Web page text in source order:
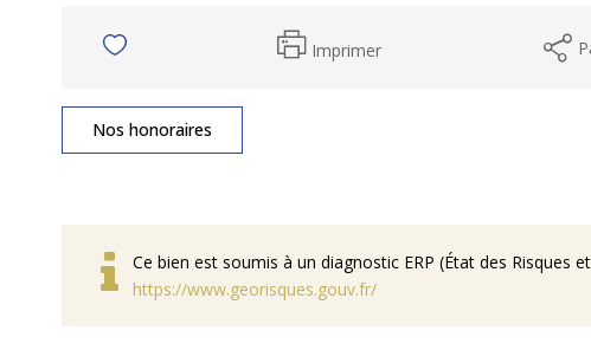
Imprimer
Nos honoraires
Ce bien est soumis à un diagnostic ERP (État des Risques
https://www.georisques.gouv.fr/